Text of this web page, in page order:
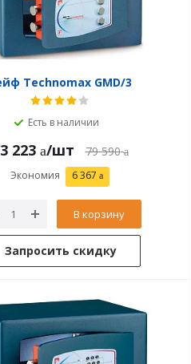
Technomax GMD/3
Есть в наличии
223 /шт 79 590
Экономия 6 367
В корзину
Запросить скидку